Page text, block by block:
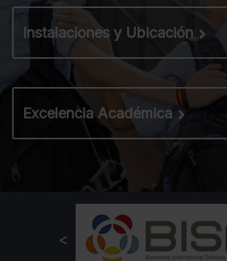
Instalaciones y Ubicación
Excelencia Académica